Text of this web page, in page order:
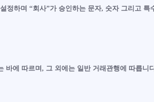
하며 “회사”가 승인하는 문자, 숫자 그리고 특
바에 따르며, 그 외에는 일반 거래관행에 따릅니